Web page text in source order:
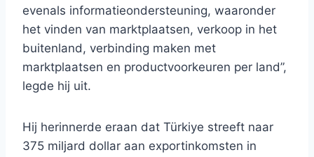
evenals informatieondersteuning, waaronder
het vinden van marktplaatsen, verkoop in het
buitenland, verbinding maken met
marktplaatsen en productvoorkeuren per land”,
legde hij uit.
Hij herinnerde eraan dat Türkiye streeft naar
375 miljard dollar aan exportinkomsten in